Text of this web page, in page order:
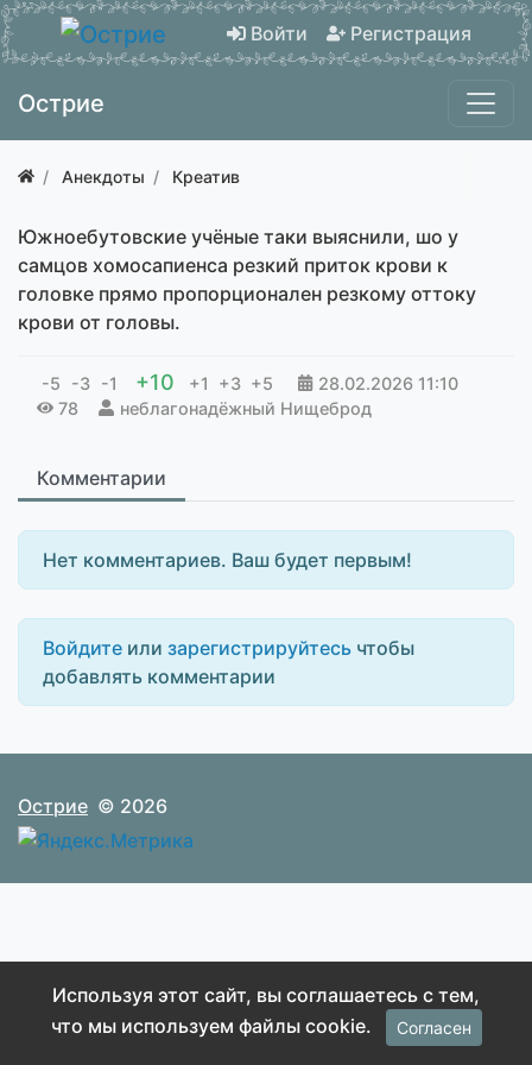
Войти Регистрация
Острие
Анекдоты Креатив
Южноебутовские учёные таки выяснили, шо у
самцов хомосапиенса резкий приток крови к
головке прямо пропорционален резкому оттоку
крови от головы.
-5 -3 -1 +10 +1 +3 +5 28.02.2026 11:10
78
неблагонадёжный Нищеброд
Комментарии
Нет комментариев. Ваш будет первым!
Войдите или зарегистрируйтесь чтобы
добавлять комментарии
Острие © 2026
Используя этот сайт, вы соглашаетесь с тем,
что мы используем файлы cookie.
Согласен